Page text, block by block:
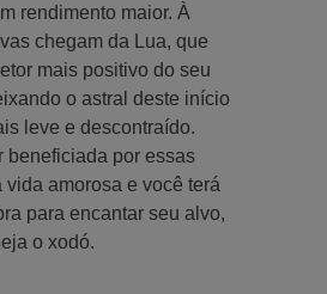
rendimento maior. À
chegam da Lua, que
mais positivo do seu
o astral deste início
leve e descontraído.
beneficiada por essas
vida amorosa e você terá
para encantar seu alvo,
o xodó.